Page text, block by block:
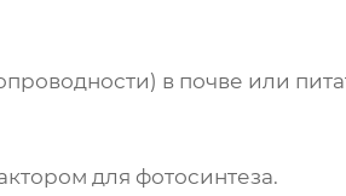
в почве или
для фотосинтеза.